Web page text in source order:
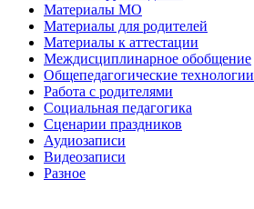
Материалы МО
Материалы для родителей
Материалы к аттестации
Междисциплинарное обобщение
Общепедагогические технологии
Работа с родителями
Социальная педагогика
Сценарии праздников
Аудиозаписи
Видеозаписи
Разное